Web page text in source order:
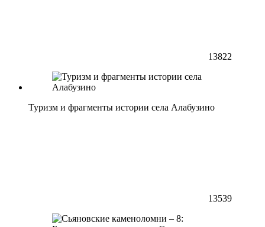
13822
Туризм и фрагменты истории села Алабузино
13539